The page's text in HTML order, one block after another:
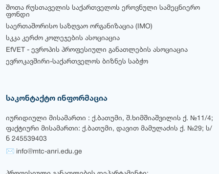
შოთა რუსთაველის საქართველოს ეროვნული სამეცნიერო
ფონდი
საერთაშორისო საზღვაო ორგანიზაცია (IMO)
სკკა კერძო კოლეჯების ასოციაცია
EfVET - ევროპის პროფესიული განათლების ასოციაცია
ევროკავშირი-საქართველოს ბიზნეს საბჭო
საკონტაქტო ინფორმაცია
იურიდიული მისამართი : ქ.ბათუმი, შ.ხიმშიაშვილის ქ. №11/4;
ფაქტიური მისამართი: ქ.ბათუმი, დავით მამულაძის ქ. №29; ს/
ნ 245539403
✉ info@mtc-anri.edu.ge